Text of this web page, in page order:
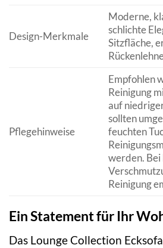
Design-Merkmale
Moderne,
schlichte
Sitzfläche,
Pflegehinweise
Empfohlen
Reinigung
auf
sollten
feuchten
werden.
Reinigung
Ein Statement für Ihr
Das Lounge Collection